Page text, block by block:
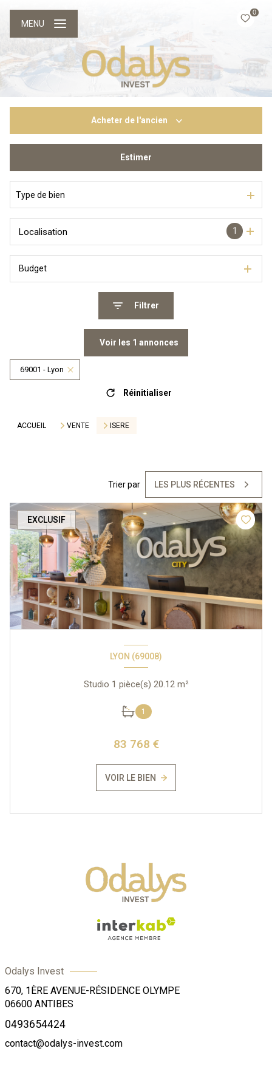
0
MENU
Acheter de l'ancien
Du neuf
Estimer
Type de bien
1
Localisation
Budget
Filtrer
Voir les 1 annonces
69001 - Lyon
Réinitialiser
ACCUEIL VENTE ISERE
Trier par LES PLUS RÉCENTES
EXCLUSIF
LYON (69008)
Studio 1 pièce(s) 20.12 m²
1
83 768 €
VOIR LE BIEN
Odalys Invest
670, 1ÈRE AVENUE-RÉSIDENCE OLYMPE
06600 ANTIBES
0493654424
contact@odalys-invest.com